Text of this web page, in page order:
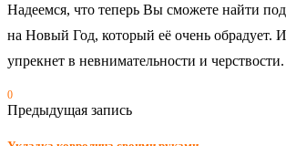
Надеемся, что теперь Вы сможете найти
на Новый Год, который её очень обрадует.
упрекнет в невнимательности и черствости.
0
Предыдущая запись